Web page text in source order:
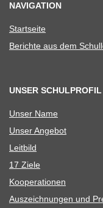
NAVIGATION
Start­seite
Berichte aus dem
UNSER SCHULPROFIL
Unser Name
Unser Ange­bot
Leit­bild
17 Ziele
Koope­ra­tio­nen
Aus­zeich­nun­gen und